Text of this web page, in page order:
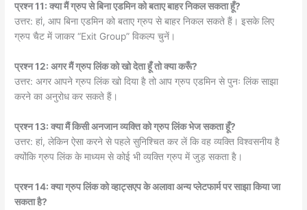
प्रश्न 11: क्या मैं ग्रुप से बिना एडमिन को बताए बाहर निकल सकता हूँ?
उत्तर: हां, आप बिना एडमिन को बताए ग्रुप से बाहर निकल सकते हैं। इसके लिए
ग्रुप चैट में जाकर “Exit Group” विकल्प चुनें।
प्रश्न 12: अगर मैं ग्रुप लिंक को खो देता हूँ तो क्या करूँ?
उत्तर: अगर आपने ग्रुप लिंक खो दिया है तो आप ग्रुप एडमिन से पुनः लिंक साझा
करने का अनुरोध कर सकते हैं।
प्रश्न 13: क्या मैं किसी अनजान व्यक्ति को ग्रुप लिंक भेज सकता हूँ?
उत्तर: हां, लेकिन ऐसा करने से पहले सुनिश्चित कर लें कि वह व्यक्ति विश्वसनीय है
क्योंकि ग्रुप लिंक के माध्यम से कोई भी व्यक्ति ग्रुप में जुड़ सकता है।
प्रश्न 14: क्या ग्रुप लिंक को व्हाट्सएप के अलावा अन्य प्लेटफार्म पर साझा किया जा
सकता है?